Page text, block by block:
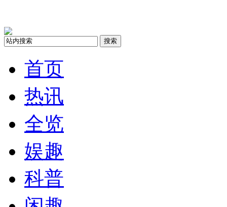
搜索
首页
热讯
全览
娱趣
科普